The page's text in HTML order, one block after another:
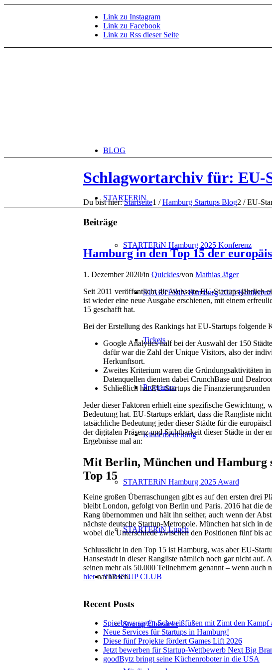
Link zu Instagram
Link zu Facebook
Link zu Rss dieser Seite
BLOG
STARTERiN
STARTERiN Hamburg 2025 Konferenz
STARTERiN Hamburg 2025 Konferenz
Tickets
Programm
Kinderbetreuung
STARTERiN Hamburg 2025 Award
STARTERiN Lunch
STARTUP CLUB
Startup Übersicht
Schlagwortarchiv für: EU-
Du bist hier: Startseite1 / Hamburg Startups Blog2 / EU-
Beiträge
Hamburg in den Top 15 der
1. Dezember 2020/in Quickies/von Mathias Jäger
Seit 2011 veröffentlicht die Webseite EU-Startups jährlich
ist wieder eine neue Ausgabe erschienen, mit einem
15 geschafft hat.
Bei der Erstellung des Rankings hat EU-Startups folgende
Google Analytics half bei der Auswahl der 150
dafür war die Zahl der Unique Visitors, also der
Herkunftsort.
Zweites Kriterium waren die Gründungsaktivitäten
Datenquellen dienten dabei CrunchBase und
Schließlich hat EU-Startups die
Jeder dieser Faktoren erhielt eine spezifische Gewichtung,
Bedeutung hat. EU-Startups erklärt, dass die Rangliste
tatsächliche Bedeutung jeder dieser Städte für die
der digitalen Präsenz und Sichtbarkeit dieser Städte in der
Ergebnisse mal an:
Mit Berlin, München und Hamburg
Top 15
Keine großen Überraschungen gibt es auf den ersten drei
bleibt London, gefolgt von Berlin und Paris. 2016 hat die
Rang übernommen und hält ihn seither, auch wenn der
nächste deutsche Startup-Metropole. München hat sich in
wobei die Unterschiede zwischen den Positionen fünf bis
Schlusslicht in den Top 15 ist Hamburg, was aber EU-
Hansestadt in dieser Rangliste nämlich noch gar nicht
seinen mehr als 50.000 Teilnehmern genannt – wenn
hiernachlesen.
Recent Posts
Spiceboys sagen Schweißfüßen mit Zimt den Kampf
Neue Services für Startups in Hamburg!
Diese fünf Projekte fördert Games Lift 2026
Jetzt bewerben für Startup-Wettbewerb Next Big
goodBytz bringt seine Küchenroboter in die USA